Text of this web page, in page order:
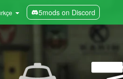
5mods on Discord